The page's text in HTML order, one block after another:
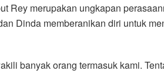
Rey merupakan ungkapan
Dinda memberanikan diri untuk
banyak orang termasuk kami.